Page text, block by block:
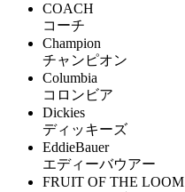
COACH
コーチ
Champion
チャンピオン
Columbia
コロンビア
Dickies
ディッキーズ
EddieBauer
エディーバウアー
FRUIT OF THE LOOM